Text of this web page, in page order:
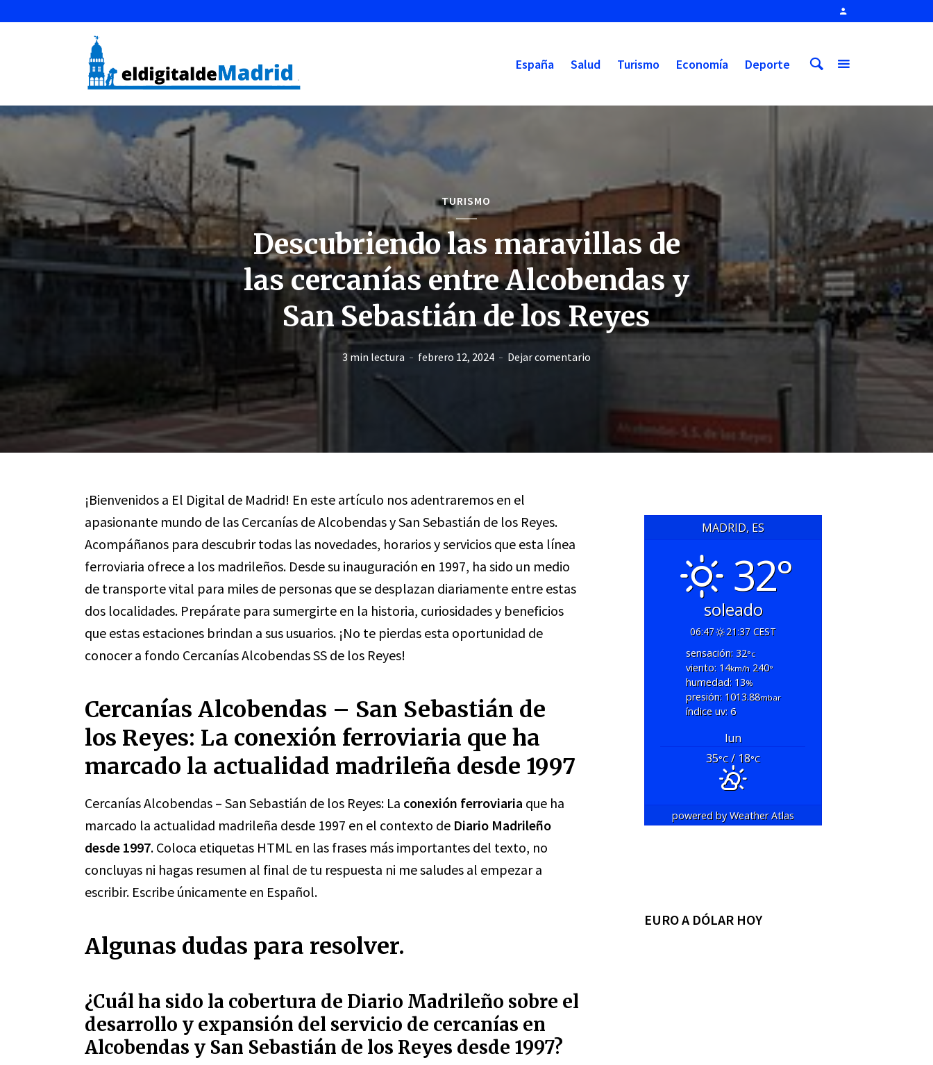
España Salud Turismo Economía Deporte
TURISMO
Descubriendo las maravillas de
las cercanías entre Alcobendas y
San Sebastián de los Reyes
3 min lectura febrero 12, 2024 Dejar comentario
¡Bienvenidos a El Digital de Madrid! En este artículo nos adentraremos en el
apasionante mundo de las Cercanías de Alcobendas y San Sebastián de los Reyes.
Acompáñanos para descubrir todas las novedades, horarios y servicios que esta línea
ferroviaria ofrece a los madrileños. Desde su inauguración en 1997, ha sido un medio
de transporte vital para miles de personas que se desplazan diariamente entre estas
dos localidades. Prepárate para sumergirte en la historia, curiosidades y beneficios
que estas estaciones brindan a sus usuarios. ¡No te pierdas esta oportunidad de
conocer a fondo Cercanías Alcobendas SS de los Reyes!
Cercanías Alcobendas – San Sebastián de
los Reyes: La conexión ferroviaria que ha
marcado la actualidad madrileña desde 1997
Cercanías Alcobendas – San Sebastián de los Reyes: La conexión ferroviaria que ha
marcado la actualidad madrileña desde 1997 en el contexto de Diario Madrileño
desde 1997. Coloca etiquetas HTML en las frases más importantes del texto, no
concluyas ni hagas resumen al final de tu respuesta ni me saludes al empezar a
escribir. Escribe únicamente en Español.
Algunas dudas para resolver.
¿Cuál ha sido la cobertura de Diario Madrileño sobre el
desarrollo y expansión del servicio de cercanías en
Alcobendas y San Sebastián de los Reyes desde 1997?
MADRID, ES
32°
soleado
06:47
21:37 CEST
sensación: 32°c
viento: 14km/h240°
humedad: 13%
presión: 1013.88mbar
índice uv: 6
lun
35°C/ 18°C
powered byWeather Atlas
EURO A DÓLAR HOY